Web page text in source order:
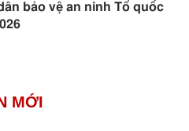
bảo vệ an ninh Tổ quốc
MỚI